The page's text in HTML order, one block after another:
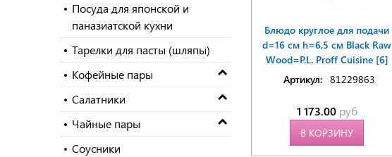
Посуда для японской и
паназиатской кухни
Тарелки для пасты (шляпы)
Кофейные пары
Салатники
Чайные пары
Соусники
Блюдо круглое для подачи
d=16 см h=6,5 см Black Raw
Wood=P.L. Proff Cuisine [6]
Артикул: 81229863
1 173.00 руб
В КОРЗИНУ